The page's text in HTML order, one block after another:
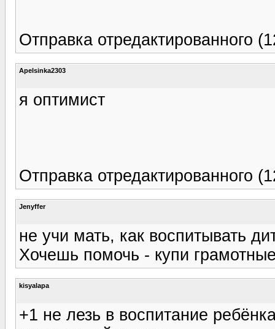
Отправка отредактированного
Apelsinka2303
я оптимист
Отправка отредактированного
Jenyffer
не учи мать, как воспитывать
Хочешь помочь - купи
kisyalapa
+1 не лезь в воспитание